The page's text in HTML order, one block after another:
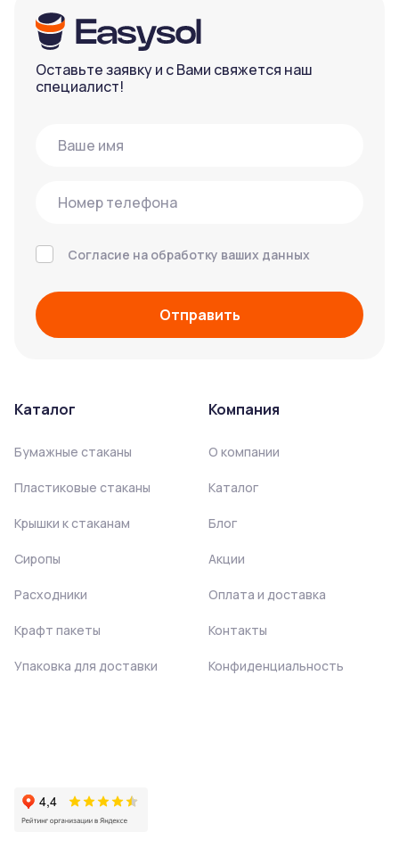
Оставьте заявку и с Вами свяжется наш
специалист!
Согласие на обработку ваших данных
Отправить
Каталог
Бумажные стаканы
Пластиковые стаканы
Крышки к стаканам
Сиропы
Расходники
Крафт пакеты
Упаковка для доставки
Компания
О компании
Каталог
Блог
Акции
Оплата и доставка
Контакты
Конфиденциальность